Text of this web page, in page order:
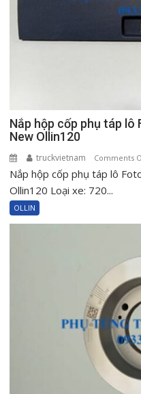
Nắp hộp cốp phụ táp lô
New Ollin120
truckvietnam Comments
Nắp hộp cốp phụ táp lô
Ollin120 Loại xe: 720...
OLLIN